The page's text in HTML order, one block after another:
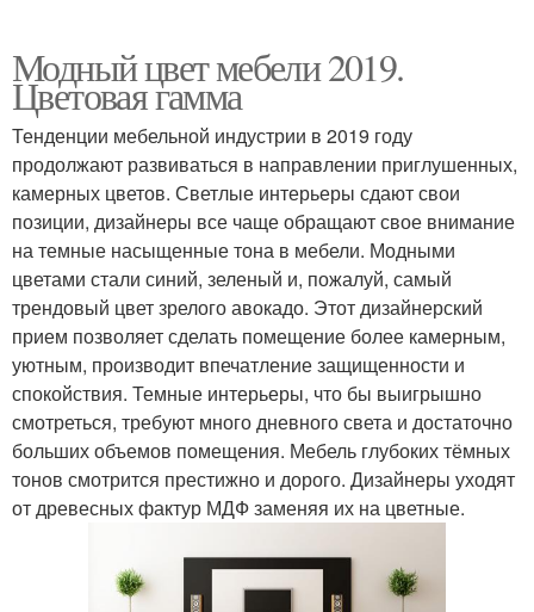
Модный цвет мебели 2019.
Цветовая гамма
Тенденции мебельной индустрии в 2019 году
продолжают развиваться в направлении приглушенных,
камерных цветов. Светлые интерьеры сдают свои
позиции, дизайнеры все чаще обращают свое внимание
на темные насыщенные тона в мебели. Модными
цветами стали синий, зеленый и, пожалуй, самый
трендовый цвет зрелого авокадо. Этот дизайнерский
прием позволяет сделать помещение более камерным,
уютным, производит впечатление защищенности и
спокойствия. Темные интерьеры, что бы выигрышно
смотреться, требуют много дневного света и достаточно
больших объемов помещения. Мебель глубоких тёмных
тонов смотрится престижно и дорого. Дизайнеры уходят
от древесных фактур МДФ заменяя их на цветные.